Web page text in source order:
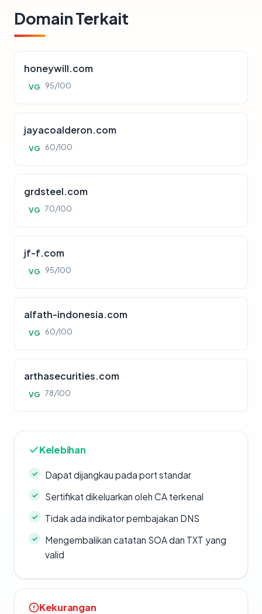
Domain Terkait
honeywill.com
VG 95/100
jayacoalderon.com
VG 60/100
grdsteel.com
VG 70/100
jf-f.com
VG 95/100
alfath-indonesia.com
VG 60/100
arthasecurities.com
VG 78/100
Kelebihan
Dapat dijangkau pada port standar
Sertifikat dikeluarkan oleh CA terkenal
Tidak ada indikator pembajakan DNS
Mengembalikan catatan SOA dan TXT yang
valid
Kekurangan